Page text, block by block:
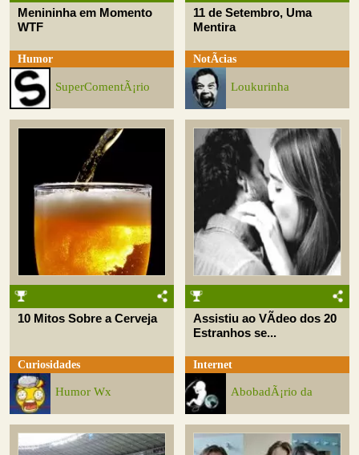
Menininha em Momento
WTF
Humor
SuperComentÃ¡rio
11 de Setembro, Uma
Mentira
NotÃ­cias
Loukurinha
10 Mitos Sobre a Cerveja
Curiosidades
Humor Wx
Assistiu ao VÃ­deo dos 20
Estranhos se...
Internet
AbobadÃ¡rio da